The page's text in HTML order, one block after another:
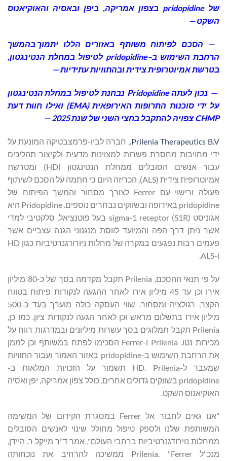
של pridopidine בצפון אמריקה, ביפן ובאסיה והאוקיאנוס
השקט—
— הסכם לפיתוח משותף באזורים הללו יתמוך בהמשך
הרחבת השימוש ב–
pridopidine לטיפול במחלת הנטינגטון,
בטרשתאמיוטרופיתצידיתובהתוויותעתידיות—
— נכון לעתה Pridopidine נבחנת לטיפול במחלת הנטינגטון
על ידי סוכנות התרופות האירופאית (
EMA
)ואילו חוות דעת
CHMP צפויהלהתקבלבחצי השני שלשנת2025 —
Prilenia Therapeutics B.V.
, חברה לביו-פרמצבטיקה המונעת על
ידי מחויבות מחסרת פשרות למצוינות מדעית ולקיצור תהליכים
עבור אנשים הסובלים ממחלת הנטינגטון (HD) ומטרשת
אמיוטרופית צידית (ALS), הכריזה היום כי חתמה על הסכם לשיתוף
פעולה ורישוי עם Ferrer לצורך מסחור והמשך הפיתוח של
pridopidine באירופה ובשווקים נבחרים נוספים. Pridopidine היא
אגוניסט sigma-1 receptor (S1R) בעל פוטנציאל, סלקטיבי למדי
אשר ניתן דרך הפה והמיועד לווסת מנגנוני הגנה עצביים אשר
פעמים רבות נפגעים במקרה של מחלות ניורודגנרטיביות כגון HD
ו-ALS.
על פי תנאי ההסכם, Prilenia תקבל מקדמה בסך של כ-80 מיליון
אירו וכן עד 45 מיליון אירו לאחר ההגעה לנקודות פיתוח בטווח
הקצר, רגולציה ומסחור. שווי העסקה כולה מוערך בעד כ-500
מיליון אירו בתשלום מראש וכן לאחר הגעה לנקודות ציון. כמו כן,
Prilenia תקבל תמלוגים בסך עשרות מיליונים ובמדרגות רווח על
מכירות נטו. Prilenia ו-Ferrer הסכימו לפתח במשותף וכן לממן
את הרחבת השימוש ב-pridopidine באזור האמור ועבור התוויות
שמעבר ל-HD. Prilenia תשמור על הזכויות המלאות ב-
pridopidine בשווקים גדולים אחרים, כולל צפון אמריקה, יפן ואסיה
האוקיאנוס השקט.
"אנו גאים לחבור אל Ferrer במסגרת הקידום של המשימה
המשותפת שלנו ולספק טיפול מחולל שינוי לאנשים הסובלים
ממחלות נוירודגנרטיביות ברחבי העולם", אמר ד"ר מייקל ר. היידן,
מנכ"ל Prilenia. "Ferrer ממשיכה להרחיב את נוכחותה